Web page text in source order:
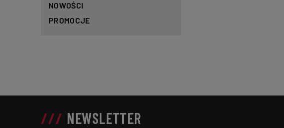
NOWOŚCI
PROMOCJE
NEWSLETTER